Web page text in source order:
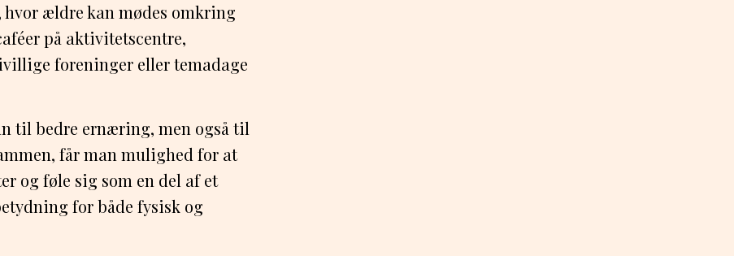
hvor ældre kan mødes omkring
på aktivitetscentre,
foreninger eller temadage
til bedre ernæring, men også til
får man mulighed for at
og føle sig som en del af et
for både fysisk og